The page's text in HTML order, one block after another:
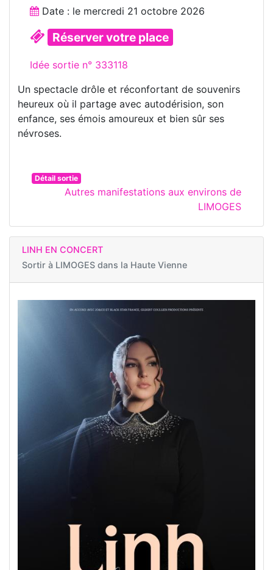
Date : le mercredi 21 octobre 2026
Réserver votre place
Idée sortie n° 333118
Un spectacle drôle et réconfortant de souvenirs
heureux où il partage avec autodérision, son
enfance, ses émois amoureux et bien sûr ses
névroses.
Détail sortie
Autres manifestations aux environs de
LIMOGES
LINH EN CONCERT
Sortir à LIMOGES dans la Haute Vienne